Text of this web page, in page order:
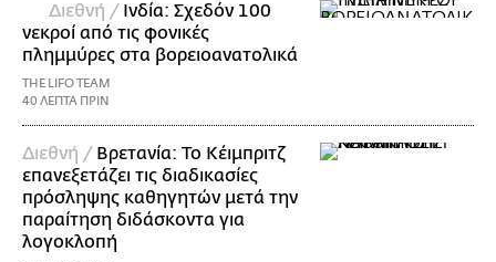
Διεθνή / Ινδία: Σχεδόν 100
νεκροί από τις φονικές
πλημμύρες στα βορειοανατολικά
THE LIFO TEAM
40 ΛΕΠΤΑ ΠΡΙΝ
Διεθνή / Βρετανία: Το Κέιμπριτζ
επανεξετάζει τις διαδικασίες
πρόσληψης καθηγητών μετά την
παραίτηση διδάσκοντα για
λογοκλοπή